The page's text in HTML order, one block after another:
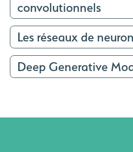
convolutionnels
Les réseaux de
Deep Generative